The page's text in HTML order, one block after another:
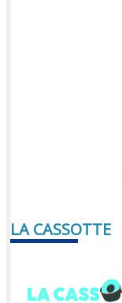
LA CASSOTTE